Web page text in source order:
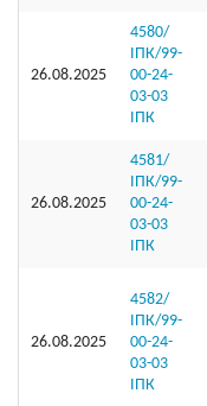
26.08.2025
4580/
ІПК/99-
00-24-
03-03
ІПК
26.08.2025
4581/
ІПК/99-
00-24-
03-03
ІПК
26.08.2025
4582/
ІПК/99-
00-24-
03-03
ІПК